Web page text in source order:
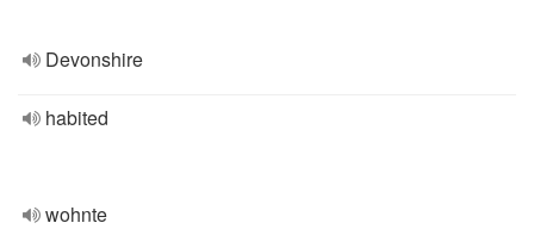
Devonshire
habited
wohnte